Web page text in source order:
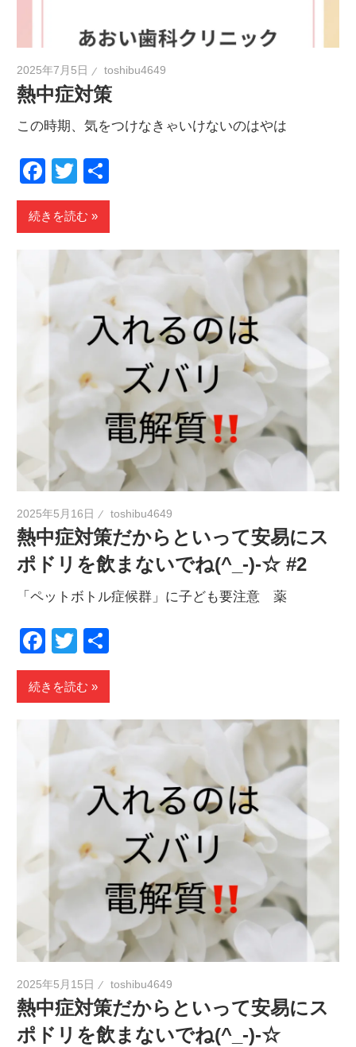
2025年7月5日 toshibu4649
熱中症対策
この時期、気をつけなきゃいけないのはやは
Facebook
Twitter
有
続きを読む
2025年5月16日 toshibu4649
熱中症対策だからといって安易にス
ポドリを飲まないでね(^_-)-☆ #2
「ペットボトル症候群」に子ども要注意 薬
Facebook
Twitter
有
続きを読む
2025年5月15日 toshibu4649
熱中症対策だからといって安易にス
ポドリを飲まないでね(^_-)-☆